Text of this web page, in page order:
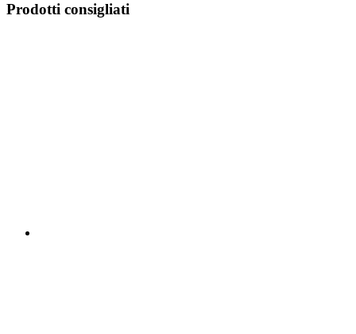
Prodotti consigliati